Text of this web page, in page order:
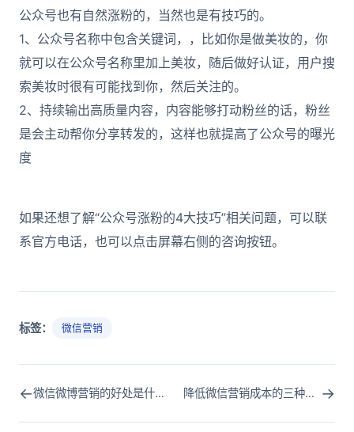
公众号也有自然涨粉的，当然也是有技巧的。
1、公众号名称中包含关键词，，比如你是做美妆的，你
就可以在公众号名称里加上美妆，随后做好认证，用户搜
索美妆时很有可能找到你，然后关注的。
2、持续输出高质量内容，内容能够打动粉丝的话，粉丝
是会主动帮你分享转发的，这样也就提高了公众号的曝光
度
如果还想了解“公众号涨粉的4大技巧”相关问题，可以联
系官方电话，也可以点击屏幕右侧的咨询按钮。
标签： 微信营销
← 微信微博营销的好处是什么(微博营销的好处和作用) 降低微信营销成本的三种方式(微信营销的利弊) →